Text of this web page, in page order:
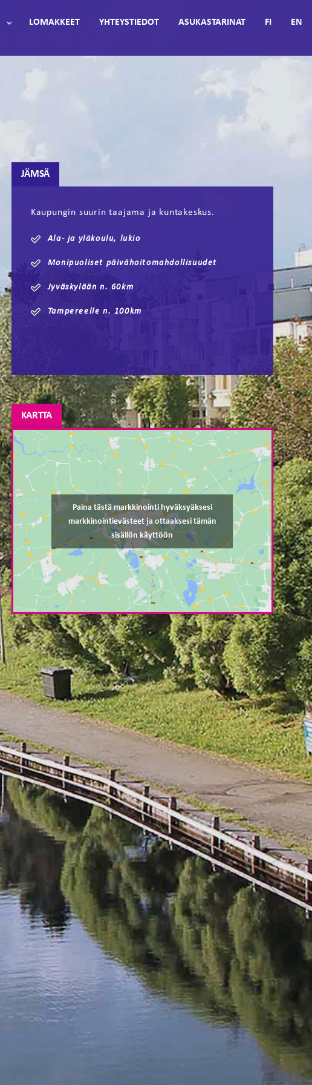
LOMAKKEET YHTEYSTIEDOT ASUKASTARINAT FI EN
JÄMSÄ
Kaupungin suurin taajama ja kuntakeskus.
Ala- ja yläkoulu, lukio
Monipuoliset päivähoitomahdollisuudet
Jyväskylään n. 60km
Tampereelle n. 100km
KARTTA
Paina tästä markkinointi hyväksyäksesi
markkinointievästeet ja ottaaksesi tämän
sisällön käyttöön